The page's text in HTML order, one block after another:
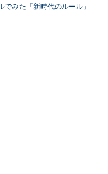
みた「新時代のルール」